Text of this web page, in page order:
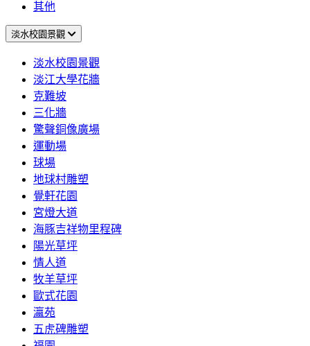
其他
淡水校園景觀
淡水校園景觀
淡江大學花牆
克難坡
三化牆
驚聲銅像廣場
運動場
球場
地球村雕塑
覺軒花園
宮燈大道
海豚吉祥物里程碑
陽光草坪
情人道
牧羊草坪
歐式花園
瀛苑
五虎碑雕塑